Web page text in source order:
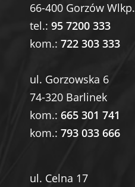
66-400 Gorzów Wlkp.
tel.: 95 7200 333
kom.: 722 303 333
ul. Gorzowska 6
74-320 Barlinek
kom.: 665 301 741
kom.: 793 033 666
ul. Celna 17